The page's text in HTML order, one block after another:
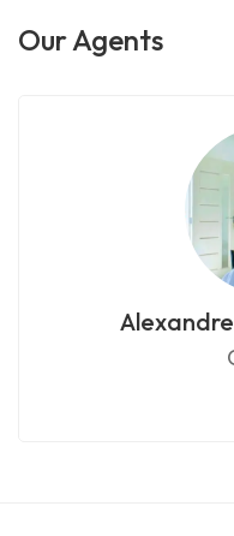
Our Agents